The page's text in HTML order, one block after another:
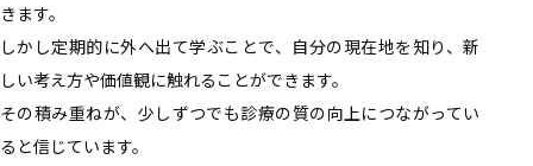
きます。
しかし定期的に外へ出て学ぶことで、自分の現在地を知り、新
しい考え方や価値観に触れることができます。
その積み重ねが、少しずつでも診療の質の向上につながってい
ると信じています。